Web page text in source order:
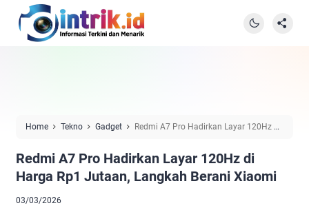
Home Tekno Gadget
Redmi A7 Pro Hadirkan Layar 120Hz di
Redmi A7 Pro Hadirkan Layar 120Hz di
Harga Rp1 Jutaan, Langkah Berani Xiaomi
03/03/2026